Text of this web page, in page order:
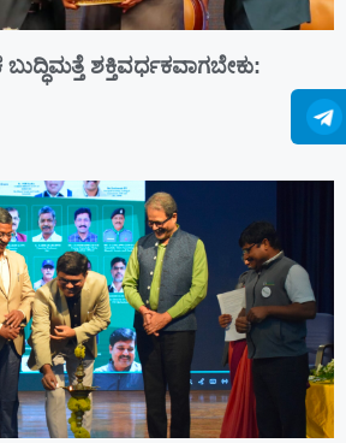
ಬುದ್ಧಿಮತ್ತೆ ಶಕ್ತಿವರ್ಧಕವಾಗಬೇಕು: